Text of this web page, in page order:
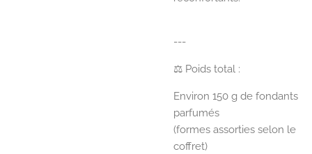
---
⚖️ Poids total :
Environ 150 g de fondants
parfumés
(formes assorties selon le
coffret)